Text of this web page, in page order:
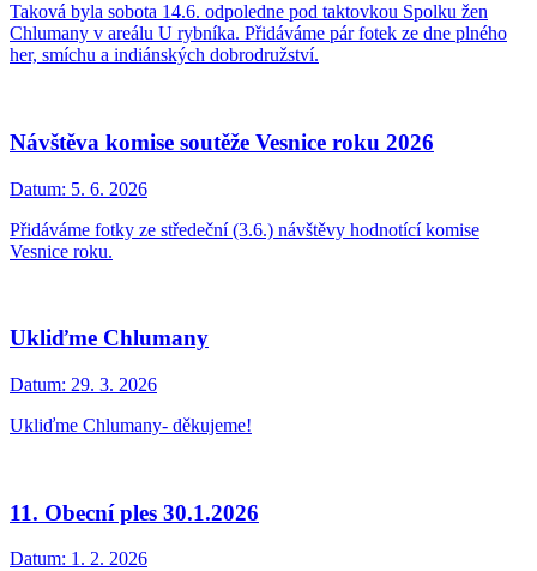
Taková byla sobota 14.6. odpoledne pod taktovkou Spolku žen
Chlumany v areálu U rybníka. Přidáváme pár fotek ze dne plného
her, smíchu a indiánských dobrodružství.
Návštěva komise soutěže Vesnice roku 2026
Datum: 5. 6. 2026
Přidáváme fotky ze středeční (3.6.) návštěvy hodnotící komise
Vesnice roku.
Ukliďme Chlumany
Datum: 29. 3. 2026
Ukliďme Chlumany- děkujeme!
11. Obecní ples 30.1.2026
Datum: 1. 2. 2026